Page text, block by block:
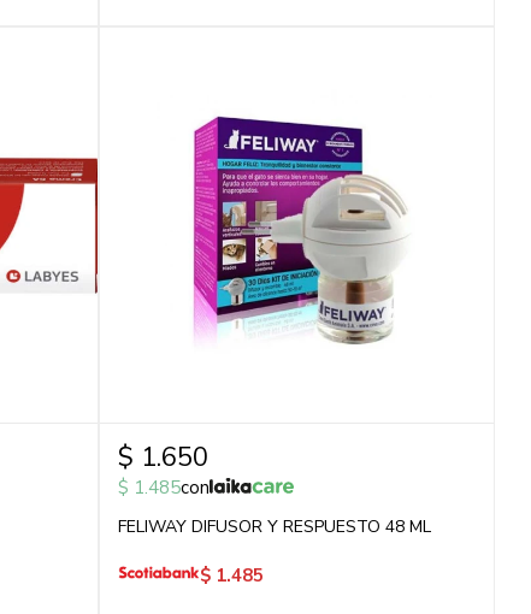
$ 1.650
$ 1.485con
FELIWAY DIFUSOR Y RESPUESTO 48 ML
$ 1.485